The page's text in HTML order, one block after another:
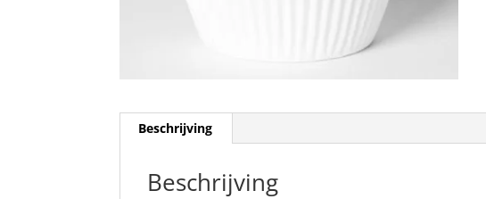
Beschrijving
Beschrijving